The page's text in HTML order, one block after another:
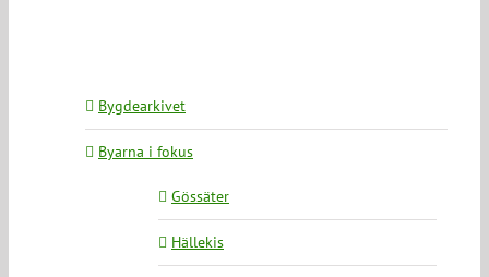
Bygdearkivet
Byarna i fokus
Gössäter
Hällekis